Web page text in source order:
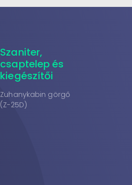
Szaniter,
csaptelep és
kiegészítői
Zuhanykabin görgő
(Z-25D)